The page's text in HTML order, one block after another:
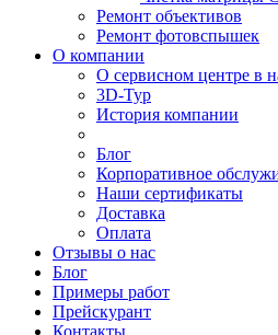
Ремонт объективов
Ремонт фотовспышек
О компании
О сервисном центре в
3D-Тур
История компании
Блог
Корпоративное
Наши сертификаты
Доставка
Оплата
Отзывы о нас
Блог
Примеры работ
Прейскурант
Контакты